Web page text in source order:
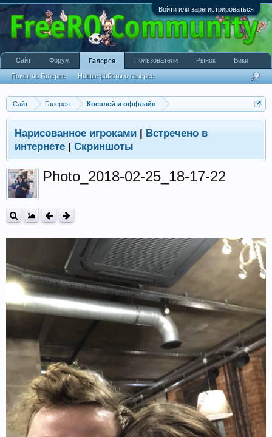
Войти или зарегистрироваться
Сайт Галерея Косплей и оффлайн
Нарисованное игроками | Встречено в
интернете | Скриншоты
Photo_2018-02-25_18-17-22
Сайт Форум Галерея
Поиск по Галерее Новые работы в галерее
Пользователи Рынок Вики